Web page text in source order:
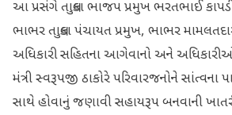
આ પ્રસંગે તાલુકા ભાજપ પ્રમુખ ભરતભાઈ
ભાભર તાલુકા પંચાયત પ્રમુખ, ભાભર
અધિકારી સહિતના આગેવાનો અને
મંત્રી સ્વરૂપજી ઠાકોરે પરિવારજનોને સાંત્વના
સાથે હોવાનું જણાવી સહાયરૂપ બનવાની